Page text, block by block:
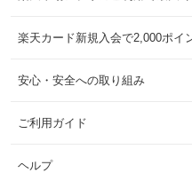
楽天カード新規入会で2,000ポイ
安心・安全への取り組み
ご利用ガイド
ヘルプ